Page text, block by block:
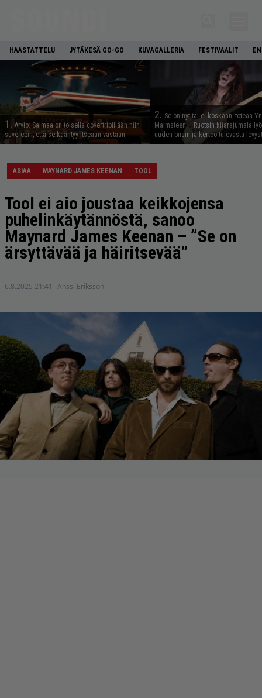
HAASTATTELU JYTÄKESÄ GO-GO KUVAGALLERIA FESTIVAALIT
1. Arvio: Saimaa on toisella covertripillään niin
suvereeni, että se kääntyy itseään vastaan
2. Se on nyt tai ei koskaan, toteaa
Malmsteen – Ruotsin kitarajumala
uuden biisin ja kertoo tulevasta
ASIAA MAYNARD JAMES KEENAN TOOL
Tool ei aio joustaa keikkojensa
puhelinkäytännöstä, sanoo
Maynard James Keenan – ”Se on
ärsyttävää ja häiritsevää”
6.8.2025 21:41 Anssi Eriksson